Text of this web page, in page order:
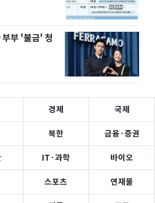
부부 '불금' 청
경제 국제
북한 금융·증권
IT·과학 바이오
스포츠 연재물